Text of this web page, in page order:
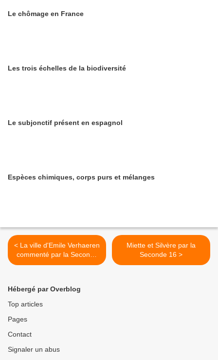
Le chômage en France
Les trois échelles de la biodiversité
Le subjonctif présent en espagnol
Espèces chimiques, corps purs et mélanges
< La ville d'Emile Verhaeren
commenté par la Seconde
12
Miette et Silvère par la
Seconde 16 >
Hébergé par Overblog
Top articles
Pages
Contact
Signaler un abus